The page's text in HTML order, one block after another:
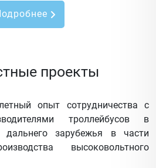
проекты
опыт сотрудничества с
троллейбусов в
зарубежья в части
высоковольтного